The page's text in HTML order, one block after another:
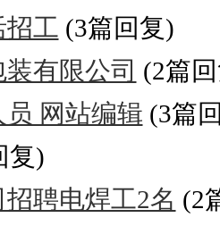
招工 (3篇回复)
有限公司 (2篇
网站编辑 (3篇
复)
聘电焊工2名 (2